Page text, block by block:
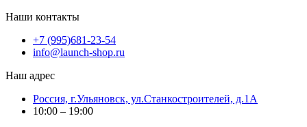
Наши контакты
+7 (995)681-23-54
info@launch-shop.ru
Наш адрес
Россия, г.Ульяновск, ул.Станкостроителей, д.1А
10:00 – 19:00